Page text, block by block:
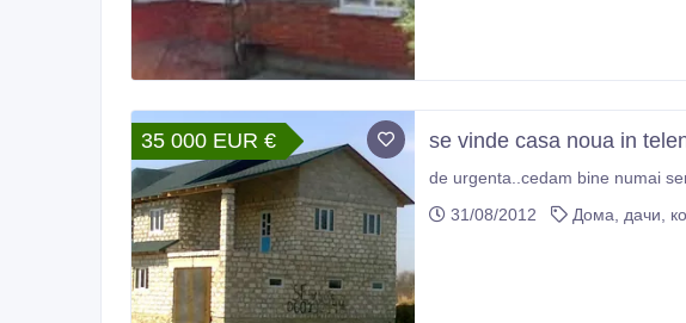
35 000 EUR € se vinde casa noua in
de urgenta..cedam bine numai
31/08/2012
Дома, дачи,